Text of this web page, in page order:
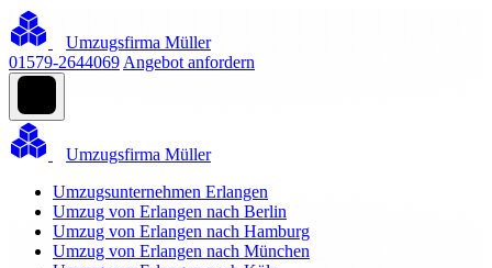
Umzugsfirma Müller
01579-2644069 Angebot anfordern
Umzugsfirma Müller
Umzugsunternehmen Erlangen
Umzug von Erlangen nach Berlin
Umzug von Erlangen nach Hamburg
Umzug von Erlangen nach München